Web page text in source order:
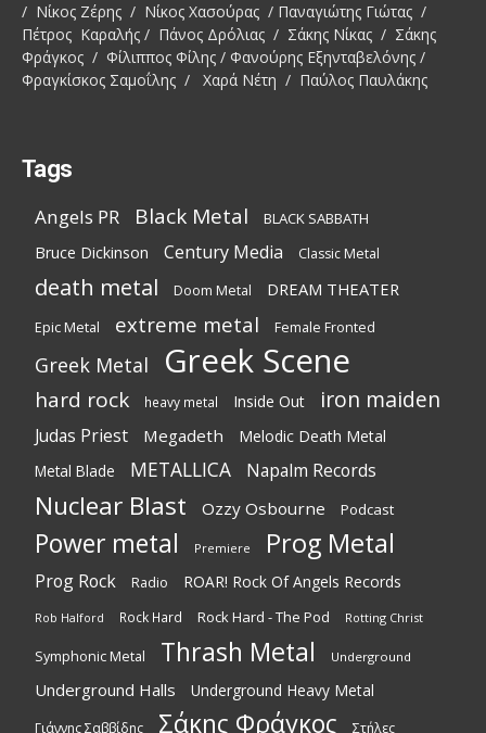
/ Νίκος Ζέρης / Νίκος Χασούρας / Παναγιώτης Γιώτας /
Πέτρος Καραλής / Πάνος Δρόλιας / Σάκης Νίκας / Σάκης
Φράγκος / Φίλιππος Φίλης / Φανούρης Εξηνταβελόνης /
Φραγκίσκος Σαμοΐλης / Χαρά Νέτη / Παύλος Παυλάκης
Tags
Angels PR Black Metal BLACK SABBATH
Bruce Dickinson Century Media Classic Metal
death metal Doom Metal DREAM THEATER
Epic Metal extreme metal Female Fronted
Greek Metal Greek Scene
hard rock heavy metal Inside Out iron maiden
Judas Priest Megadeth Melodic Death Metal
Metal Blade METALLICA Napalm Records
Nuclear Blast Ozzy Osbourne Podcast
Power metal Premiere Prog Metal
Prog Rock Radio ROAR! Rock Of Angels Records
Rob Halford Rock Hard Rock Hard - The Pod Rotting Christ
Symphonic Metal Thrash Metal Underground
Underground Halls Underground Heavy Metal
Γιάννης Σαββίδης Σάκης Φράγκος Στήλες